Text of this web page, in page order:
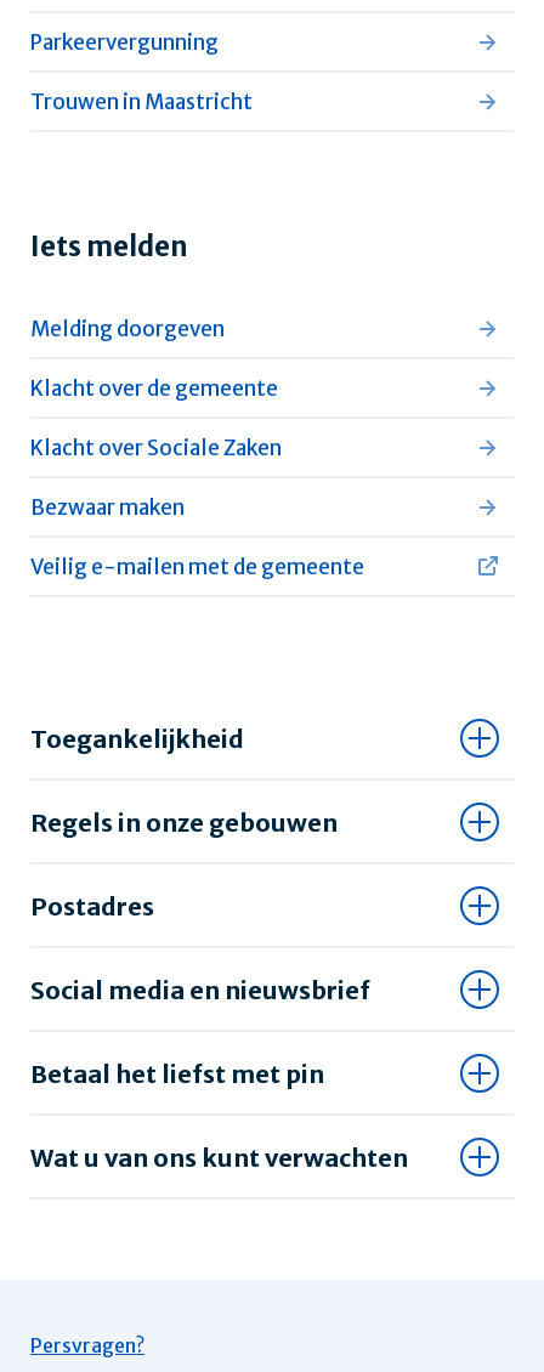
Parkeervergunning
Trouwen in Maastricht
Iets melden
Melding doorgeven
Klacht over de gemeente
Klacht over Sociale Zaken
Bezwaar maken
Veilig e-mailen met de gemeente
Toegankelijkheid
Regels in onze gebouwen
Postadres
Social media en nieuwsbrief
Betaal het liefst met pin
Wat u van ons kunt verwachten
Persvragen?